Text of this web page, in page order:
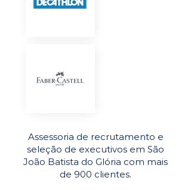
Assessoria de recrutamento e
seleção de executivos em São
João Batista do Glória com mais
de 900 clientes.